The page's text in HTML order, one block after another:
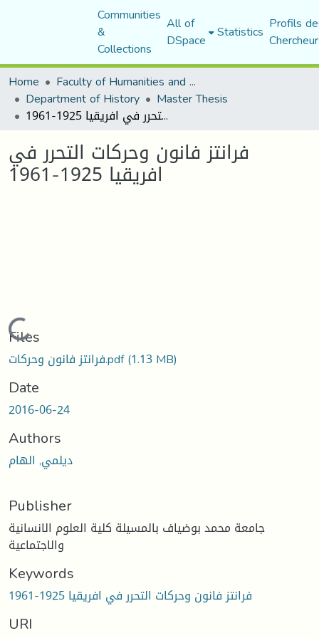
Communities
&
Collections
All of
DSpace Statistics Profils
Home
Faculty of Humanities and Social Sciences
Department of History Master Thesis
فرانتز فانون وحركات التحرر في افريقيا 1925-1961
فرانتز فانون وحركات التحرر في
افريقيا 1925-1961
Loading...
Files
فرانتز فانون وحركات.pdf(1.13 MB)
Date
2016-06-24
Authors
ديلمي, الهام
Publisher
جامعة محمد بوضياف بالمسيلة كلية العلوم الانسانية
والاجتماعية
Keywords
فرانتز فانون وحركات التحرر في افريقيا 1925-1961
URI